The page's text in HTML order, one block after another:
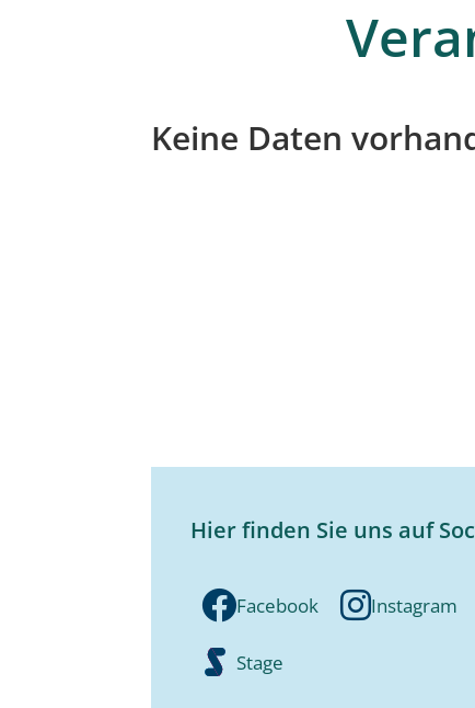
Keine Daten
Hier finden Sie uns auf
Facebook Instagram
Stage